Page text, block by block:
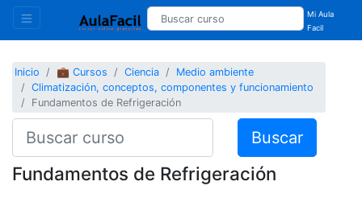
Mi Aula
Facil
Inicio 💼 Cursos Ciencia
Medio ambiente
Climatización, conceptos, componentes y funcionamiento
Fundamentos de Refrigeración
Buscar
Fundamentos de Refrigeración